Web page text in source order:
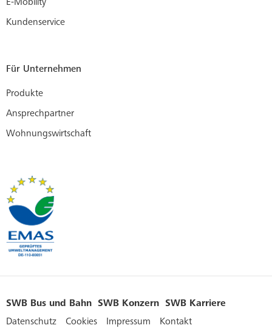
E-Mobility
Kundenservice
Für Unternehmen
Produkte
Ansprechpartner
Wohnungswirtschaft
SWB Bus und Bahn SWB Konzern
SWB Karriere
Datenschutz
Cookies Impressum
Kontakt